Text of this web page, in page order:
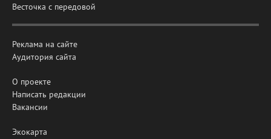
Весточка с передовой
Реклама на сайте
Аудитория сайта
О проекте
Написать редакции
Вакансии
Экокарта